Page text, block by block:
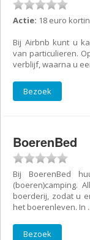
Actie: 18 euro
Bij Airbnb kunt u
van particulieren.
verblijf, waarna u
Bezoek
BoerenBed
Bij BoerenBed
(boeren)camping.
boerderij, zodat u
het boerenleven. In
Bezoek